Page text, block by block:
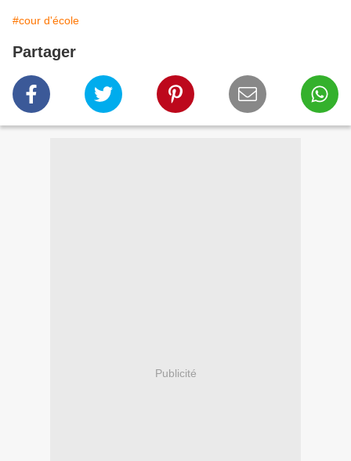
#cour d'école
Partager
Publicité